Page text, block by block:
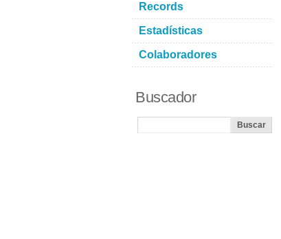
Records
Estadísticas
Colaboradores
Buscador